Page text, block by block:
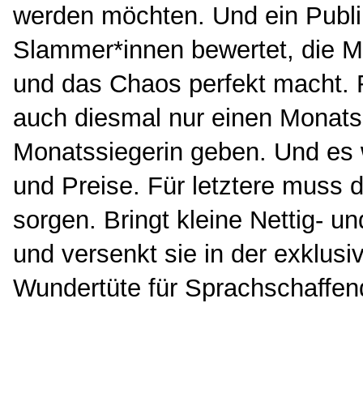
werden möchten. Und ein
Slammer*innen bewertet, die
und das Chaos perfekt macht.
auch diesmal nur einen
Monatssiegerin geben. Und
und Preise. Für letztere muss
sorgen. Bringt kleine Nettig-
und versenkt sie in der
Wundertüte für